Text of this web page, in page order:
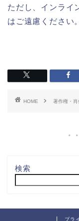
ただし、インライ
はご遠慮ください。
HOME 著作権・肖
検索
プラ